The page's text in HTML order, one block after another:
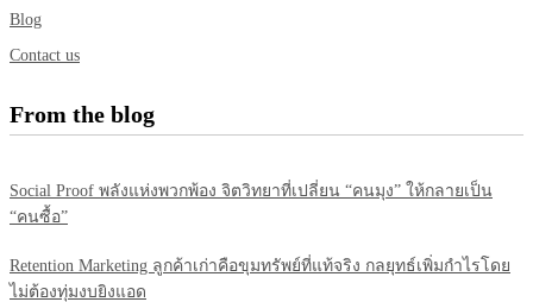
Blog
Contact us
From the blog
Social Proof พลังแห่งพวกพ้อง จิตวิทยาที่เปลี่ยน “คนมุง” ให้กลายเป็น
“คนซื้อ”
Retention Marketing ลูกค้าเก่าคือขุมทรัพย์ที่แท้จริง กลยุทธ์เพิ่มกำไรโดย
ไม่ต้องทุ่มงบยิงแอด